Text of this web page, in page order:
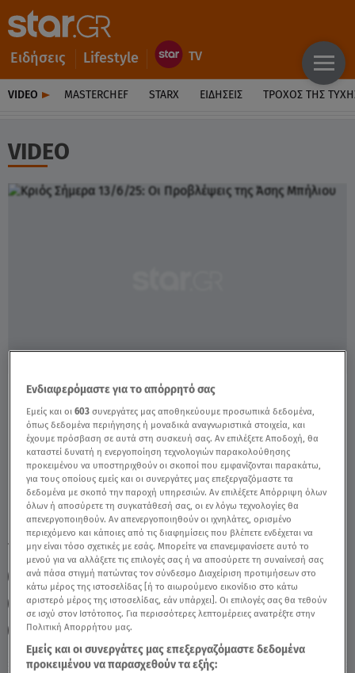
Ειδήσεις Lifestyle
VIDEO MASTERCHEF STARX ΕΙΔΉΣΕΙΣ ΤΡΟΧΌΣ ΤΗΣ
VIDEO
Κριός Σήμερα 13/6/25: Οι Προβλέψεις της
Άσης Μπήλιου - Video
TAGS: ΚΡΙΟΣ ΖΩΔΙΑ ΣΗΜΕΡΑ ΖΩΔΙΑ
ΖΩΔΙΑ ΑΣΗ ΜΠΗΛΙΟΥ
ΑΣΗ ΜΠΗΛΙΟΥ
ΑΣΤΡΟΛΟΓΙΚΕΣ ΠΡΟΒΛΕΨΕΙΣ
ΗΜΕΡΗΣΙΕΣ ΠΡΟΒΛΕΨΕΙΣ
BREAKFAST@STAR
Ενδιαφερόμαστε για το απόρρητό σας
Εμείς και οι603 συνεργάτες μας αποθηκεύουμε προσωπικά δεδομένα,
όπως δεδομένα περιήγησης ή μοναδικά αναγνωριστικά στοιχεία, και
έχουμε πρόσβαση σε αυτά στη συσκευή σας. Αν επιλέξετε Αποδοχή, θα
καταστεί δυνατή η ενεργοποίηση τεχνολογιών παρακολούθησης
προκειμένου να υποστηριχθούν οι σκοποί που εμφανίζονται παρακάτω,
για τους οποίους εμείς και οι συνεργάτες μας επεξεργαζόμαστε τα
δεδομένα με σκοπό την παροχή υπηρεσιών. Αν επιλέξετε Απόρριψη όλων
όλων ή αποσύρετε τη συγκατάθεσή σας, οι εν λόγω τεχνολογίες θα
απενεργοποιηθούν. Αν απενεργοποιηθούν οι ιχνηλάτες, ορισμένο
περιεχόμενο και κάποιες από τις διαφημίσεις που βλέπετε ενδέχεται να
μην είναι τόσο σχετικές με εσάς. Μπορείτε να επανεμφανίσετε αυτό το
μενού για να αλλάξετε τις επιλογές σας ή να αποσύρετε τη συναίνεσή σας
ανά πάσα στιγμή πατώντας τον σύνδεσμο Διαχείριση προτιμήσεων στο
κάτω μέρος της ιστοσελίδας [ή το αιωρούμενο εικονίδιο στο κάτω
αριστερό μέρος της ιστοσελίδας, εάν υπάρχει]. Οι επιλογές σας θα τεθούν
σε ισχύ στον Ιστότοπος. Για περισσότερες λεπτομέρειες ανατρέξτε στην
Πολιτική Απορρήτου μας.
Εμείς και οι συνεργάτες μας επεξεργαζόμαστε δεδομένα
προκειμένου να παρασχεθούν τα εξής: